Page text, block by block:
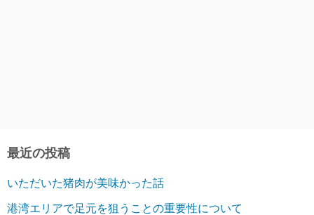
最近の投稿
いただいた猪肉が美味かった話
港湾エリアで足元を狙うことの重要性について